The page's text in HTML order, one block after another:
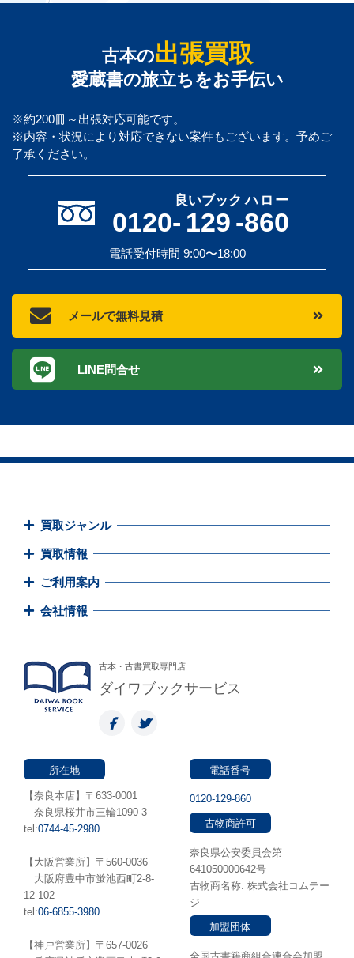
古本の出張買取
愛蔵書の旅立ちをお手伝い
※約200冊～出張対応可能です。
※内容・状況により対応できない案件もございます。予めご
了承ください。
0120- 129
良いブック
-860
ハロー
電話受付時間 9:00〜18:00
メールで無料見積
LINE問合せ
買取ジャンル
買取情報
ご利用案内
会社情報
古本・古書買取専門店
ダイワブックサービス
所在地
【奈良本店】〒633-0001
奈良県桜井市三輪1090-3
tel:0744-45-2980
【大阪営業所】〒560-0036
⼤阪府豊中市蛍池⻄町2-8-
12-102
tel:06-6855-3980
【神戸営業所】〒657-0026
電話番号
0120-129-860
古物商許可
奈良県公安委員会第
641050000642号
古物商名称: 株式会社コムテー
ジ
加盟団体